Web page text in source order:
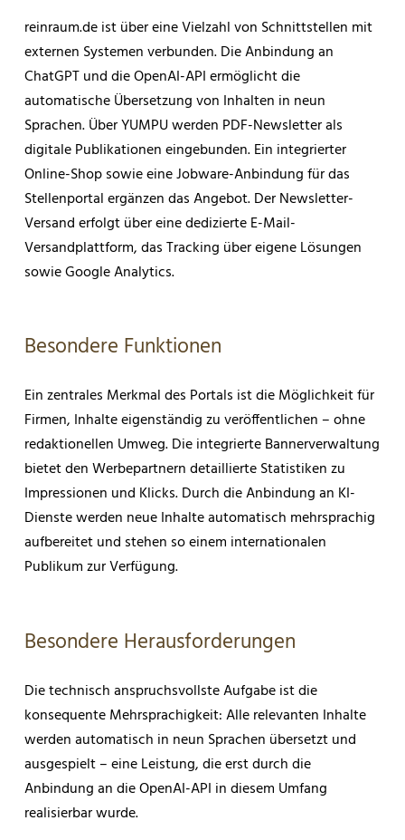
reinraum.de ist über eine Vielzahl von Schnittstellen mit
externen Systemen verbunden. Die Anbindung an
ChatGPT und die OpenAI-API ermöglicht die
automatische Übersetzung von Inhalten in neun
Sprachen. Über YUMPU werden PDF-Newsletter als
digitale Publikationen eingebunden. Ein integrierter
Online-Shop sowie eine Jobware-Anbindung für das
Stellenportal ergänzen das Angebot. Der Newsletter-
Versand erfolgt über eine dedizierte E-Mail-
Versandplattform, das Tracking über eigene Lösungen
sowie Google Analytics.
Besondere Funktionen
Ein zentrales Merkmal des Portals ist die Möglichkeit für
Firmen, Inhalte eigenständig zu veröffentlichen – ohne
redaktionellen Umweg. Die integrierte Bannerverwaltung
bietet den Werbepartnern detaillierte Statistiken zu
Impressionen und Klicks. Durch die Anbindung an KI-
Dienste werden neue Inhalte automatisch mehrsprachig
aufbereitet und stehen so einem internationalen
Publikum zur Verfügung.
Besondere Herausforderungen
Die technisch anspruchsvollste Aufgabe ist die
konsequente Mehrsprachigkeit: Alle relevanten Inhalte
werden automatisch in neun Sprachen übersetzt und
ausgespielt – eine Leistung, die erst durch die
Anbindung an die OpenAI-API in diesem Umfang
realisierbar wurde.